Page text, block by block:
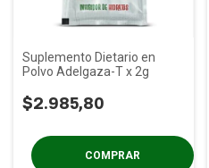
Suplemento Dietario en
Polvo Adelgaza-T x 2g
$2.985,80